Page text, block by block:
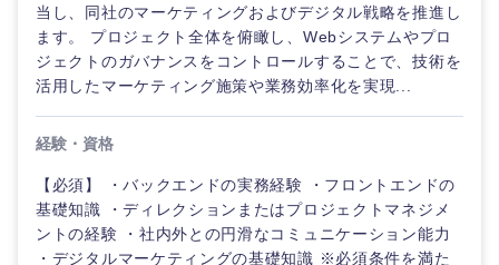
海外
当し、同社のマーケティングおよびデジタル戦略を推進し
ます。 プロジェクト全体を俯瞰し、Webシステムやプロ
ジェクトのガバナンスをコントロールすることで、技術を
活用したマーケティング施策や業務効率化を実現...
経験・資格
【必須】 ・バックエンドの実務経験 ・フロントエンドの
基礎知識 ・ディレクションまたはプロジェクトマネジメ
ントの経験 ・社内外との円滑なコミュニケーション能力
・デジタルマーケティングの基礎知識 ※必須条件を満た